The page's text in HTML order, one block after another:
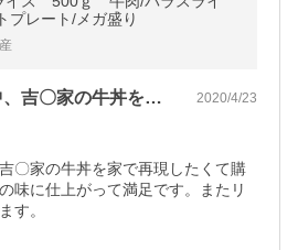
プレート/メガ盛り
外出自粛の風潮の中、吉〇家の牛丼を家で… 2020/4/23
〇家の牛丼を家で再現したくて購
味に仕上がって満足です。またリ
す。